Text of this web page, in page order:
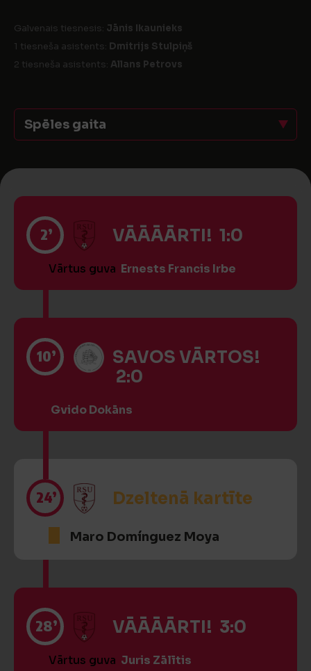
Galvenais tiesnesis: Jānis Ikaunieks
1 tiesneša asistents: Dmitrijs Stulpiņš
2 tiesneša asistents: Allans Petrovs
Spēles gaita
2’ VĀĀĀĀRTI! 1:0
Vārtus guva Ernests Francis Irbe
10’
SAVOS VĀRTOS!
2:0
Gvido Dokāns
24’ Dzeltenā kartīte
Maro Domínguez Moya
28’ VĀĀĀĀRTI! 3:0
Vārtus guva Juris Zālītis